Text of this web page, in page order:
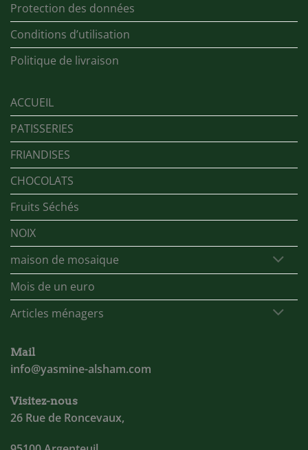
Protection des données
Conditions d’utilisation
Politique de livraison
ACCUEIL
PATISSERIES
FRIANDISES
CHOCOLATS
Fruits Séchés
NOIX
maison de mosaique
Mois de un euro
Articles ménagers
Mail
info@yasmine-alsham.com
Visitez-nous
26 Rue de Roncevaux,